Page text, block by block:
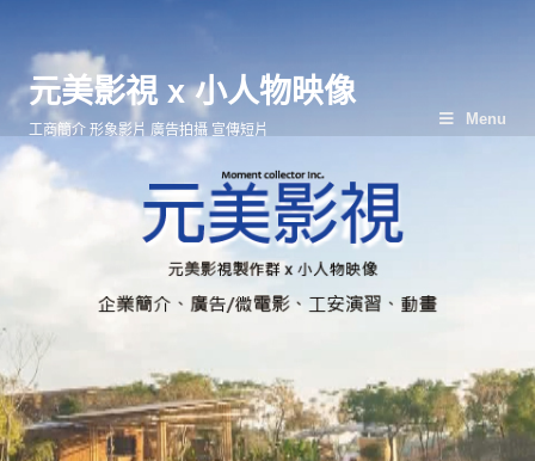
元美影視 x 小人物映像
工商簡介 形象影片 廣告拍攝 宣傳短片
Menu